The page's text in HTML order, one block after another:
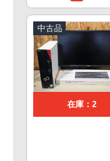
中古品
在庫：2